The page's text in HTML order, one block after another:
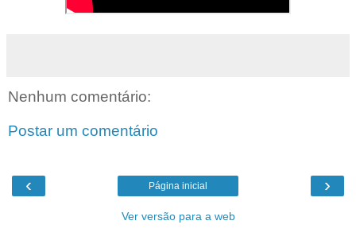
Nenhum comentário:
Postar um comentário
‹ ›
Página inicial
Ver versão para a web